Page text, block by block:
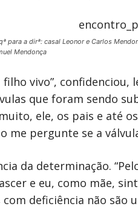
para a dirª: casal Leonor e Carlos
Mendonça
vivo”,
que foram sendo
ele, os pais e até
me pergunte se a
da determinação.
e eu, como mãe,
deficiência não são